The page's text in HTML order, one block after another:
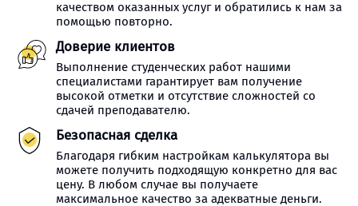
качеством оказанных услуг и обратились к нам за
помощью повторно.
Доверие клиентов
Выполнение студенческих работ нашими
специалистами гарантирует вам получение
высокой отметки и отсутствие сложностей со
сдачей преподавателю.
Безопасная сделка
Благодаря гибким настройкам калькулятора вы
можете получить подходящую конкретно для вас
цену. В любом случае вы получаете
максимальное качество за адекватные деньги.